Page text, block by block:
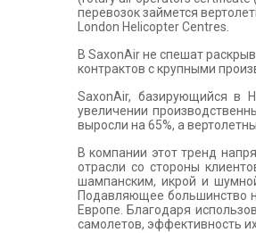
перевозок займется
London Helicopter Centres.
В SaxonAir не спешат
контрактов с крупными
SaxonAir, базирующийся в
увеличении
выросли на 65%, а
В компании этот тренд
отрасли со стороны
шампанским, икрой и
Подавляющее большинство
Европе. Благодаря
самолетов, эффективность